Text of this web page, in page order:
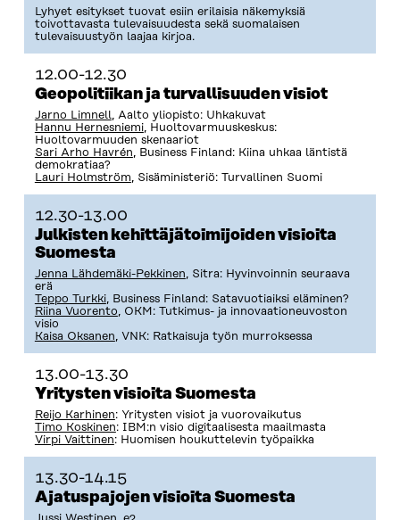
Lyhyet esitykset tuovat esiin erilaisia näkemyksiä
toivottavasta tulevaisuudesta sekä suomalaisen
tulevaisuustyön laajaa kirjoa.
12.00-12.30
Geopolitiikan ja turvallisuuden visiot
Jarno Limnell , Aalto yliopisto: Uhkakuvat
Hannu Hernesniemi, Huoltovarmuuskeskus:
Huoltovarmuuden skenaariot
Sari Arho Havrén , Business Finland: Kiina uhkaa läntistä
demokratiaa?
Lauri Holmström , Sisäministeriö: Turvallinen Suomi
12.30-13.00
Julkisten kehittäjätoimijoiden visioita
Suomesta
Jenna Lähdemäki-Pekkinen , Sitra: Hyvinvoinnin seuraava
erä
Teppo Turkki, Business Finland: Satavuotiaiksi eläminen?
Riina Vuorento , OKM: Tutkimus- ja innovaationeuvoston
visio
Kaisa Oksanen , VNK: Ratkaisuja työn murroksessa
13.00-13.30
Yritysten visioita Suomesta
Reijo Karhinen: Yritysten visiot ja vuorovaikutus
Timo Koskinen: IBM:n visio digitaalisesta maailmasta
Virpi Vaittinen: Huomisen houkuttelevin työpaikka
13.30-14.15
Ajatuspajojen visioita Suomesta